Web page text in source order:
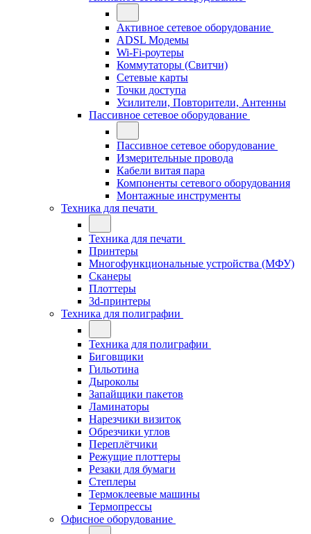
Активное сетевое оборудование
ADSL Модемы
Wi-Fi-роутеры
Коммутаторы (Свитчи)
Сетевые карты
Точки доступа
Усилители, Повторители, Антенны
Пассивное сетевое оборудование
Пассивное сетевое оборудование
Измерительные провода
Кабели витая пара
Компоненты сетевого оборудования
Монтажные инструменты
Техника для печати
Техника для печати
Принтеры
Многофункциональные устройства (МФУ)
Сканеры
Плоттеры
3d-принтеры
Техника для полиграфии
Техника для полиграфии
Биговщики
Гильотина
Дыроколы
Запайщики пакетов
Ламинаторы
Нарезчики визиток
Обрезчики углов
Переплётчики
Режущие плоттеры
Резаки для бумаги
Степлеры
Термоклеевые машины
Термопрессы
Офисное оборудование